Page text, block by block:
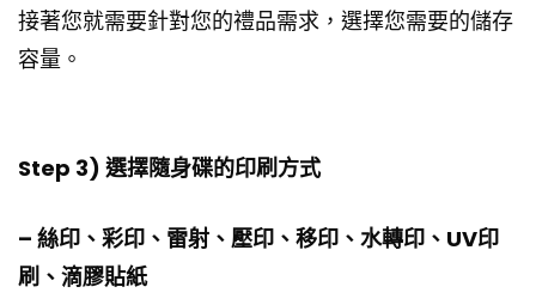
接著您就需要針對您的禮品需求，選擇您需要的儲存
容量。
Step 3) 選擇隨身碟的印刷方式
– 絲印、彩印、雷射、壓印、移印、水轉印、UV印
刷、滴膠貼紙